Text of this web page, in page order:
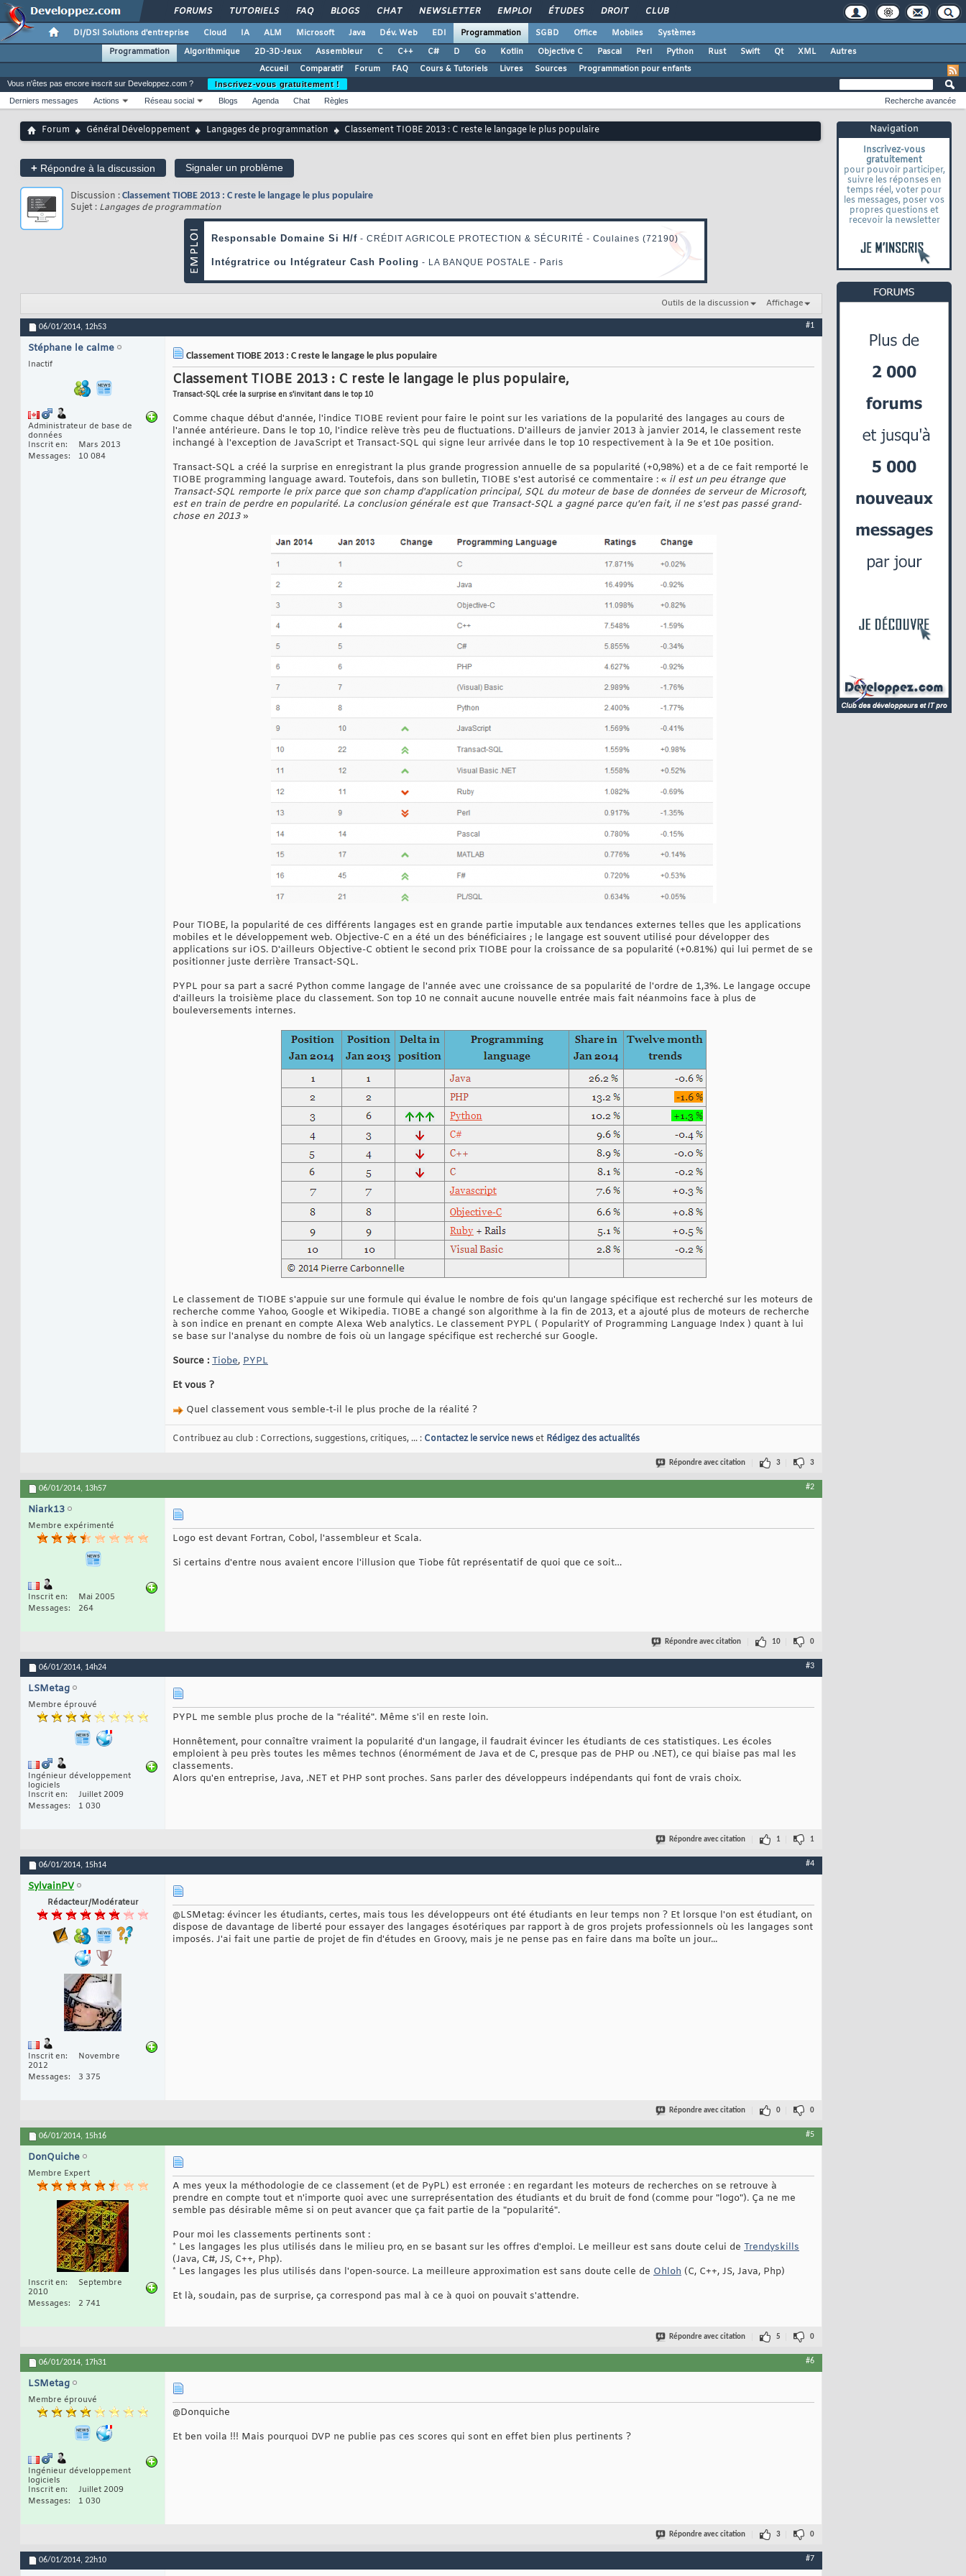
FORUMS TUTORIELS FAQ BLOGS CHAT NEWSLETTER EMPLOI ÉTUDES DROIT CLUB
DI/DSI Solutions d'entreprise Cloud IA ALM Microsoft Java Dév. Web EDI Programmation SGBD Office Mobiles
Systèmes
Programmation
Algorithmique 2D-3D-Jeux Assembleur C C++ C# D Go Kotlin Objective C Pascal Perl Python Rust Swift Qt XML
Autres
Accueil
Comparatif Forum FAQ Cours & Tutoriels Livres Sources Programmation pour enfants
Navigation
Inscrivez-vous
gratuitement
pour pouvoir participer,
suivre les réponses en
temps réel, voter pour
les messages, poser vos
propres questions et
recevoir la newsletter
Vous n'êtes pas encore inscrit sur Developpez.com ?
Inscrivez-vous gratuitement !
Derniers messages
Actions Réseau social Blogs Agenda Chat Règles Recherche avancée
Forum Général Développement Langages de programmation Classement TIOBE 2013 : C reste le langage le plus populaire
+ Répondre à la discussion Signaler un problème
Discussion : Classement TIOBE 2013 : C reste le langage le plus populaire
Sujet : Langages de programmation
Outils de la discussion Affichage
06/01/2014, 12h53 #1
Stéphane le calme
Inactif
Administrateur de base de
données
Inscrit en
Mars 2013
Messages
10 084
Classement TIOBE 2013 : C reste le langage le plus populaire
Classement TIOBE 2013 : C reste le langage le plus populaire,
Transact-SQL crée la surprise en s'invitant dans le top 10
Comme chaque début d'année, l'indice TIOBE revient pour faire le point sur les variations de la popularité des langages au cours de
l'année antérieure. Dans le top 10, l'indice relève très peu de fluctuations. D'ailleurs de janvier 2013 à janvier 2014, le classement reste
inchangé à l'exception de JavaScript et Transact-SQL qui signe leur arrivée dans le top 10 respectivement à la 9e et 10e position.
Transact-SQL a créé la surprise en enregistrant la plus grande progression annuelle de sa popularité (+0,98%) et a de ce fait remporté le
TIOBE programming language award. Toutefois, dans son bulletin, TIOBE s'est autorisé ce commentaire : « il est un peu étrange que
Transact-SQL remporte le prix parce que son champ d'application principal, SQL du moteur de base de données de serveur de Microsoft,
est en train de perdre en popularité. La conclusion générale est que Transact-SQL a gagné parce qu'en fait, il ne s'est pas passé grand-
chose en 2013 »
Pour TIOBE, la popularité de ces différents langages est en grande partie imputable aux tendances externes telles que les applications
mobiles et le développement web. Objective-C en a été un des bénéficiaires ; le langage est souvent utilisé pour développer des
applications sur iOS. D'ailleurs Objective-C obtient le second prix TIOBE pour la croissance de sa popularité (+0.81%) qui lui permet de se
positionner juste derrière Transact-SQL.
PYPL pour sa part a sacré Python comme langage de l'année avec une croissance de sa popularité de l'ordre de 1,3%. Le langage occupe
d'ailleurs la troisième place du classement. Son top 10 ne connait aucune nouvelle entrée mais fait néanmoins face à plus de
bouleversements internes.
Le classement de TIOBE s'appuie sur une formule qui évalue le nombre de fois qu'un langage spécifique est recherché sur les moteurs de
recherche comme Yahoo, Google et Wikipedia. TIOBE a changé son algorithme à la fin de 2013, et a ajouté plus de moteurs de recherche
à son indice en prenant en compte Alexa Web analytics. Le classement PYPL ( PopularitY of Programming Language Index ) quant à lui
se base sur l'analyse du nombre de fois où un langage spécifique est recherché sur Google.
Source : Tiobe, PYPL
Et vous ?
Quel classement vous semble-t-il le plus proche de la réalité ?
Contribuez au club : Corrections, suggestions, critiques, ... : Contactez le service newset Rédigez des actualités
Répondre avec citation 3 3
06/01/2014, 13h57 #2
Niark13
Membre expérimenté
Inscrit en
Mai 2005
Messages
264
Logo est devant Fortran, Cobol, l'assembleur et Scala.
Si certains d'entre nous avaient encore l'illusion que Tiobe fût représentatif de quoi que ce soit…
Répondre avec citation 10 0
06/01/2014, 14h24 #3
LSMetag
Membre éprouvé
Ingénieur développement
logiciels
Inscrit en
Juillet 2009
Messages
1 030
PYPL me semble plus proche de la "réalité". Même s'il en reste loin.
Honnêtement, pour connaître vraiment la popularité d'un langage, il faudrait évincer les étudiants de ces statistiques. Les écoles
emploient à peu près toutes les mêmes technos (énormément de Java et de C, presque pas de PHP ou .NET), ce qui biaise pas mal les
classements.
Alors qu'en entreprise, Java, .NET et PHP sont proches. Sans parler des développeurs indépendants qui font de vrais choix.
Répondre avec citation 1 1
06/01/2014, 15h14 #4
SylvainPV
Rédacteur/Modérateur
Inscrit en
Novembre
2012
Messages
3 375
@LSMetag: évincer les étudiants, certes, mais tous les développeurs ont été étudiants en leur temps non ? Et lorsque l'on est étudiant, on
dispose de davantage de liberté pour essayer des langages ésotériques par rapport à de gros projets professionnels où les langages sont
imposés. J'ai fait une partie de projet de fin d'études en Groovy, mais je ne pense pas en faire dans ma boîte un jour...
Répondre avec citation 0 0
06/01/2014, 15h16 #5
DonQuiche
Membre Expert
Inscrit en
Septembre
2010
Messages
2 741
A mes yeux la méthodologie de ce classement (et de PyPL) est erronée : en regardant les moteurs de recherches on se retrouve à
prendre en compte tout et n'importe quoi avec une surreprésentation des étudiants et du bruit de fond (comme pour "logo"). Ça ne me
semble pas désirable même si on peut avancer que ça fait partie de la "popularité".
Pour moi les classements pertinents sont :
* Les langages les plus utilisés dans le milieu pro, en se basant sur les offres d'emploi. Le meilleur est sans doute celui de Trendyskills
(Java, C#, JS, C++, Php).
* Les langages les plus utilisés dans l'open-source. La meilleure approximation est sans doute celle de Ohloh (C, C++, JS, Java, Php)
Et là, soudain, pas de surprise, ça correspond pas mal à ce à quoi on pouvait s'attendre.
Répondre avec citation 5 0
06/01/2014, 17h31 #6
LSMetag
Membre éprouvé
Ingénieur développement
logiciels
Inscrit en
Juillet 2009
Messages
1 030
@Donquiche
Et ben voila !!! Mais pourquoi DVP ne publie pas ces scores qui sont en effet bien plus pertinents ?
Répondre avec citation 3 0
06/01/2014, 22h10 #7